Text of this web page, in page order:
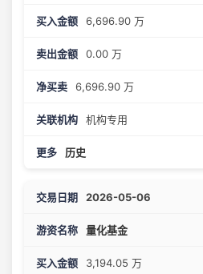
6,696.90 万
0.00 万
6,696.90 万
机构专用
历史
2026-05-06
量化基金
3,194.05 万